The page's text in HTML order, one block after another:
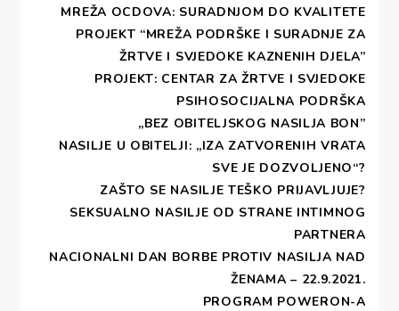
MREŽA OCDOVA: SURADNJOM DO KVALITETE
PROJEKT “MREŽA PODRŠKE I SURADNJE ZA
ŽRTVE I SVJEDOKE KAZNENIH DJELA”
PROJEKT: CENTAR ZA ŽRTVE I SVJEDOKE
PSIHOSOCIJALNA PODRŠKA
„BEZ OBITELJSKOG NASILJA BON”
NASILJE U OBITELJI: „IZA ZATVORENIH VRATA
SVE JE DOZVOLJENO“?
ZAŠTO SE NASILJE TEŠKO PRIJAVLJUJE?
SEKSUALNO NASILJE OD STRANE INTIMNOG
PARTNERA
NACIONALNI DAN BORBE PROTIV NASILJA NAD
ŽENAMA – 22.9.2021.
PROGRAM POWERON-A